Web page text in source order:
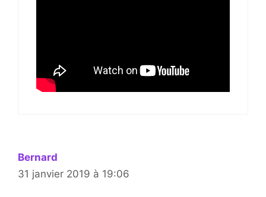
Bernard
31 janvier 2019 à 19:06